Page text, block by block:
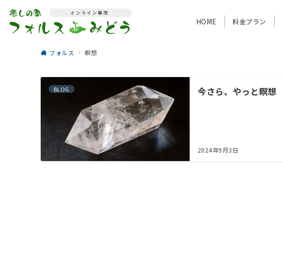
HOME 料金プラン
フォルス 瞑想
BLOG 今さら、やっと瞑想
2024年9月3日